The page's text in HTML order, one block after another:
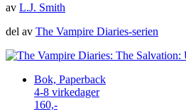
av L.J. Smith
del av The Vampire Diaries-serien
Bok, Paperback
4-8 virkedager
160,-